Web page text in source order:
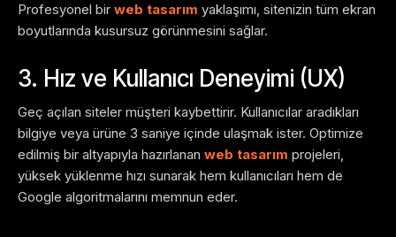
Profesyonel bir web tasarım yaklaşımı, sitenizin tüm ekran
boyutlarında kusursuz görünmesini sağlar.
3. Hız ve Kullanıcı Deneyimi (UX)
Geç açılan siteler müşteri kaybettirir. Kullanıcılar aradıkları
bilgiye veya ürüne 3 saniye içinde ulaşmak ister. Optimize
edilmiş bir altyapıyla hazırlanan web tasarım projeleri,
yüksek yüklenme hızı sunarak hem kullanıcıları hem de
Google algoritmalarını memnun eder.